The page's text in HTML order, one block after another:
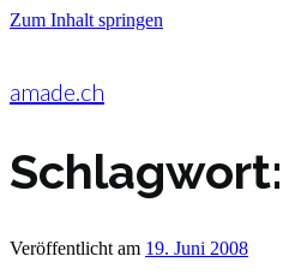
Zum Inhalt springen
amade.ch
Schlagwort:
Veröffentlicht am 19. Juni 2008